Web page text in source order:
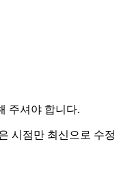
주셔야 합니다.
시점만 최신으로 수정